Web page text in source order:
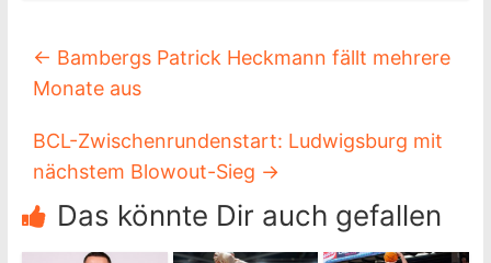
← Bambergs Patrick Heckmann fällt mehrere
Monate aus
BCL-Zwischenrundenstart: Ludwigsburg mit
nächstem Blowout-Sieg →
Das könnte Dir auch gefallen